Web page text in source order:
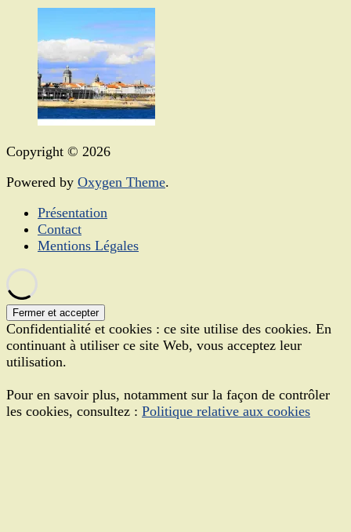
Copyright © 2026
Powered by Oxygen Theme.
Présentation
Contact
Mentions Légales
Confidentialité et cookies : ce site utilise des cookies. En
continuant à utiliser ce site Web, vous acceptez leur
utilisation.
Pour en savoir plus, notamment sur la façon de contrôler
les cookies, consultez : Politique relative aux cookies